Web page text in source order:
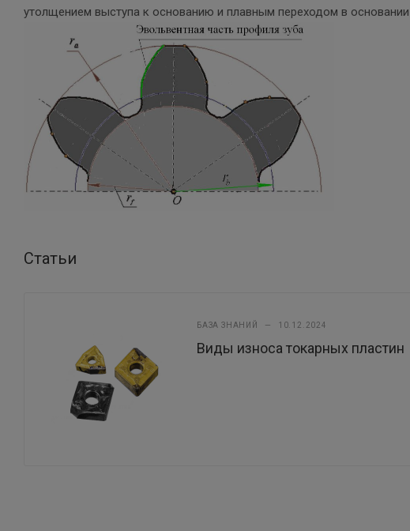
утолщением выступа к основанию и плавным переходом в основании
Статьи
БАЗА ЗНАНИЙ — 10.12.2024
Виды износа токарных пластин